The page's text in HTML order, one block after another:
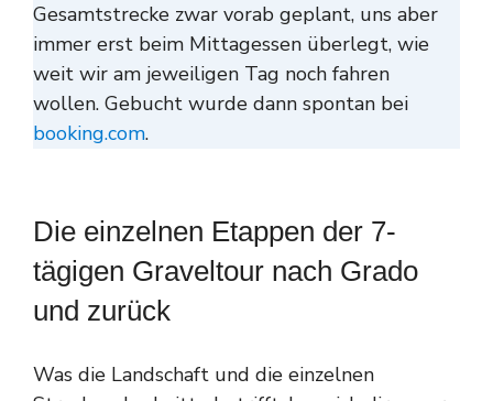
Gesamtstrecke zwar vorab geplant, uns aber
immer erst beim Mittagessen überlegt, wie
weit wir am jeweiligen Tag noch fahren
wollen. Gebucht wurde dann spontan bei
booking.com.
Die einzelnen Etappen der 7-
tägigen Graveltour nach Grado
und zurück
Was die Landschaft und die einzelnen